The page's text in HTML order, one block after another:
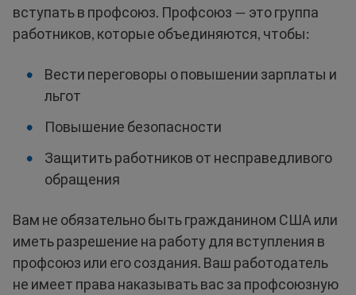
вступать в профсоюз. Профсоюз — это группа
работников, которые объединяются, чтобы:
Вести переговоры о повышении зарплаты и
льгот
Повышение безопасности
Защитить работников от несправедливого
обращения
Вам не обязательно быть гражданином США или
иметь разрешение на работу для вступления в
профсоюз или его создания. Ваш работодатель
не имеет права наказывать вас за профсоюзную